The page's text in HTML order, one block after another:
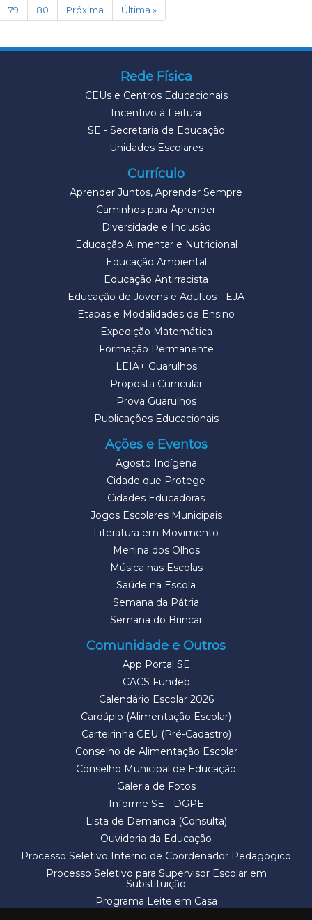
79
80 Próxima Última »
Rede Física
CEUs e Centros Educacionais
Incentivo à Leitura
SE - Secretaria de Educação
Unidades Escolares
Currículo
Aprender Juntos, Aprender Sempre
Caminhos para Aprender
Diversidade e Inclusão
Educação Alimentar e Nutricional
Educação Ambiental
Educação Antirracista
Educação de Jovens e Adultos - EJA
Etapas e Modalidades de Ensino
Expedição Matemática
Formação Permanente
LEIA+ Guarulhos
Proposta Curricular
Prova Guarulhos
Publicações Educacionais
Ações e Eventos
Agosto Indígena
Cidade que Protege
Cidades Educadoras
Jogos Escolares Municipais
Literatura em Movimento
Menina dos Olhos
Música nas Escolas
Saúde na Escola
Semana da Pátria
Semana do Brincar
Comunidade e Outros
App Portal SE
CACS Fundeb
Calendário Escolar 2026
Cardápio (Alimentação Escolar)
Carteirinha CEU (Pré-Cadastro)
Conselho de Alimentação Escolar
Conselho Municipal de Educação
Galeria de Fotos
Informe SE - DGPE
Lista de Demanda (Consulta)
Ouvidoria da Educação
Processo Seletivo Interno de Coordenador Pedagógico
Processo Seletivo para Supervisor Escolar em
Substituição
Programa Leite em Casa